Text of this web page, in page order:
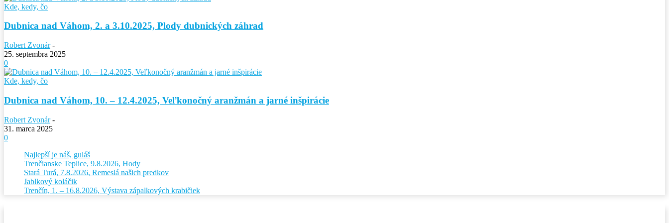
Kde, kedy, čo
Dubnica nad Váhom, 2. a 3.10.2025, Plody dubnických záhrad
Robert Zvonár -
25. septembra 2025
0
Kde, kedy, čo
Dubnica nad Váhom, 10. – 12.4.2025, Veľkonočný aranžmán a jarné inšpirácie
Robert Zvonár -
31. marca 2025
0
Najlepší je náš, guláš
Trenčianske Teplice, 9.8.2026, Hody
Stará Turá, 7.8.2026, Remeslá našich predkov
Jablkový koláčik
Trenčín, 1. – 16.8.2026, Výstava zápalkových krabičiek